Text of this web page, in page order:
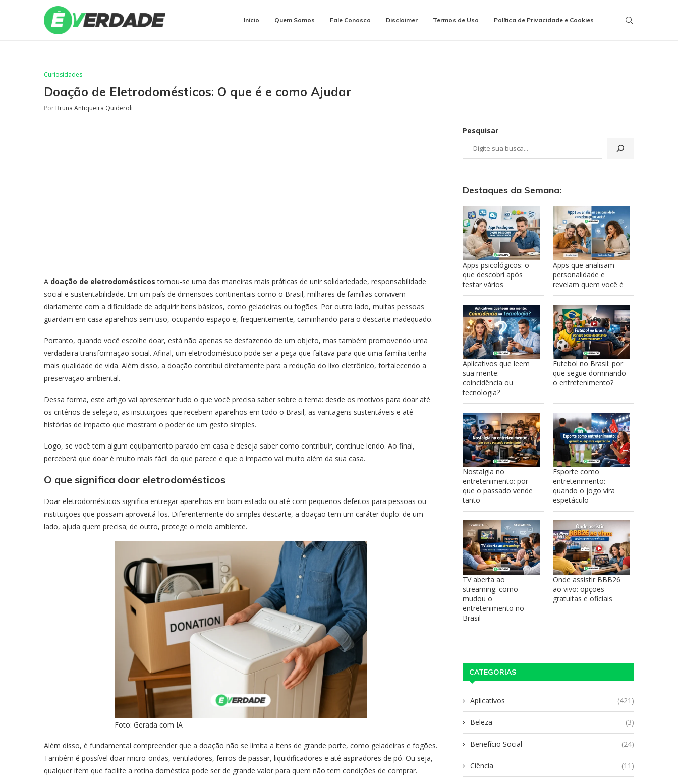
Início Quem Somos Fale Conosco Disclaimer Termos de Uso Política de Privacidade e Cookies
Curiosidades
Doação de Eletrodomésticos: O que é e como Ajudar
Por Bruna Antiqueira Quideroli
A doação de eletrodomésticos tornou-se uma das maneiras mais práticas de unir solidariedade, responsabilidade
social e sustentabilidade. Em um país de dimensões continentais como o Brasil, milhares de famílias convivem
diariamente com a dificuldade de adquirir itens básicos, como geladeiras ou fogões. Por outro lado, muitas pessoas
guardam em casa aparelhos sem uso, ocupando espaço e, frequentemente, caminhando para o descarte inadequado.
Portanto, quando você escolhe doar, está não apenas se desfazendo de um objeto, mas também promovendo uma
verdadeira transformação social. Afinal, um eletrodoméstico pode ser a peça que faltava para que uma família tenha
mais qualidade de vida. Além disso, a doação contribui diretamente para a redução do lixo eletrônico, fortalecendo a
preservação ambiental.
Dessa forma, este artigo vai apresentar tudo o que você precisa saber sobre o tema: desde os motivos para doar até
os critérios de seleção, as instituições que recebem aparelhos em todo o Brasil, as vantagens sustentáveis e até
histórias de impacto que mostram o poder de um gesto simples.
Logo, se você tem algum equipamento parado em casa e deseja saber como contribuir, continue lendo. Ao final,
perceberá que doar é muito mais fácil do que parece e que o impacto vai muito além da sua casa.
O que significa doar eletrodomésticos
Doar eletrodomésticos significa entregar aparelhos em bom estado ou até com pequenos defeitos para pessoas ou
instituições que possam aproveitá-los. Diferentemente do simples descarte, a doação tem um caráter duplo: de um
lado, ajuda quem precisa; de outro, protege o meio ambiente.
Foto: Gerada com IA
Além disso, é fundamental compreender que a doação não se limita a itens de grande porte, como geladeiras e fogões.
Também é possível doar micro-ondas, ventiladores, ferros de passar, liquidificadores e até aspiradores de pó. Ou seja,
qualquer item que facilite a rotina doméstica pode ser de grande valor para quem não tem condições de comprar.
Pesquisar
Destaques da Semana:
Apps psicológicos: o
que descobri após
testar vários
Apps que analisam
personalidade e
revelam quem você é
Aplicativos que leem
sua mente:
coincidência ou
tecnologia?
Futebol no Brasil: por
que segue dominando
o entretenimento?
Nostalgia no
entretenimento: por
que o passado vende
tanto
Esporte como
entretenimento:
quando o jogo vira
espetáculo
TV aberta ao
streaming: como
mudou o
entretenimento no
Brasil
Onde assistir BBB26
ao vivo: opções
gratuitas e oficiais
CATEGORIAS
Aplicativos (421)
Beleza (3)
Benefício Social (24)
Ciência (11)